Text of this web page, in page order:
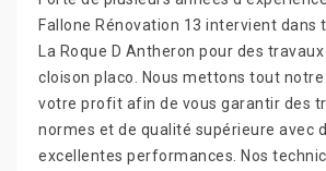
Fallone Rénovation 13 intervient dans
La Roque D Antheron pour des
cloison placo. Nous mettons tout
votre profit afin de vous garantir des
normes et de qualité supérieure avec
excellentes performances. Nos